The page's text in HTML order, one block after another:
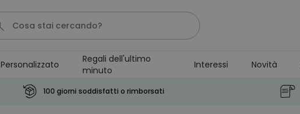
Tazza
Personalizzato
Regali dell'ultimo
minuto
Interessi Novità
100 giorni soddisfatti o rimborsati